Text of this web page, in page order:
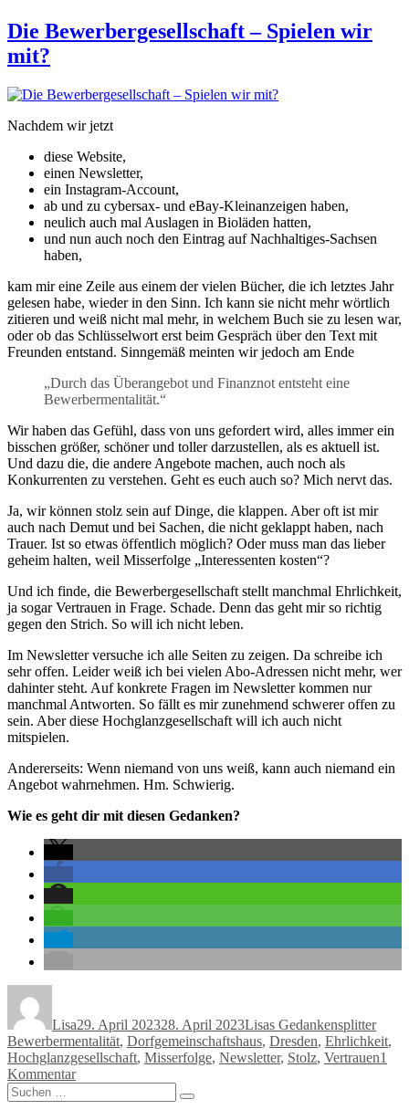
Die Bewerbergesellschaft – Spielen wir
mit?
Nachdem wir jetzt
diese Website,
einen Newsletter,
ein Instagram-Account,
ab und zu cybersax- und eBay-Kleinanzeigen haben,
neulich auch mal Auslagen in Bioläden hatten,
und nun auch noch den Eintrag auf Nachhaltiges-Sachsen
haben,
kam mir eine Zeile aus einem der vielen Bücher, die ich letztes Jahr
gelesen habe, wieder in den Sinn. Ich kann sie nicht mehr wörtlich
zitieren und weiß nicht mal mehr, in welchem Buch sie zu lesen war,
oder ob das Schlüsselwort erst beim Gespräch über den Text mit
Freunden entstand. Sinngemäß meinten wir jedoch am Ende
„Durch das Überangebot und Finanznot entsteht eine
Bewerbermentalität.“
Wir haben das Gefühl, dass von uns gefordert wird, alles immer ein
bisschen größer, schöner und toller darzustellen, als es aktuell ist.
Und dazu die, die andere Angebote machen, auch noch als
Konkurrenten zu verstehen. Geht es euch auch so? Mich nervt das.
Ja, wir können stolz sein auf Dinge, die klappen. Aber oft ist mir
auch nach Demut und bei Sachen, die nicht geklappt haben, nach
Trauer. Ist so etwas öffentlich möglich? Oder muss man das lieber
geheim halten, weil Misserfolge „Interessenten kosten“?
Und ich finde, die Bewerbergesellschaft stellt manchmal Ehrlichkeit,
ja sogar Vertrauen in Frage. Schade. Denn das geht mir so richtig
gegen den Strich. So will ich nicht leben.
Im Newsletter versuche ich alle Seiten zu zeigen. Da schreibe ich
sehr offen. Leider weiß ich bei vielen Abo-Adressen nicht mehr, wer
dahinter steht. Auf konkrete Fragen im Newsletter kommen nur
manchmal Antworten. So fällt es mir zunehmend schwerer offen zu
sein. Aber diese Hochglanzgesellschaft will ich auch nicht
mitspielen.
Andererseits: Wenn niemand von uns weiß, kann auch niemand ein
Angebot wahrnehmen. Hm. Schwierig.
Wie es geht dir mit diesen Gedanken?
Lisa29. April 202328. April 2023Lisas Gedankensplitter
Bewerbermentalität, Dorfgemeinschaftshaus, Dresden, Ehrlichkeit,
Hochglanzgesellschaft, Misserfolge, Newsletter, Stolz, Vertrauen1
Kommentarzu
Bewerbergesellschaft
Suchen
nach:
Suchen